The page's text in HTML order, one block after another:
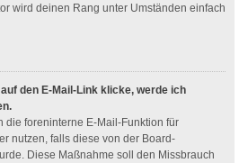
wird deinen Rang unter Umständen einfach
den E-Mail-Link klicke, werde ich
die foreninterne E-Mail-Funktion für
nutzen, falls diese von der Board-
Diese Maßnahme soll den Missbrauch